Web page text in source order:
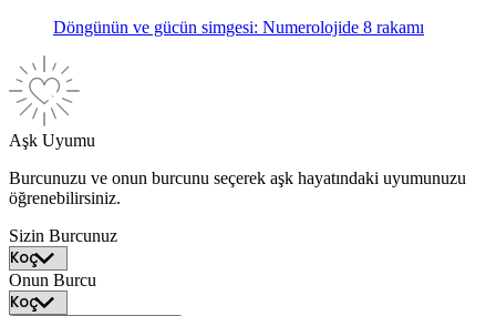
Döngünün ve gücün simgesi: Numerolojide 8 rakamı
Aşk Uyumu
Burcunuzu ve onun burcunu seçerek aşk hayatındaki uyumunuzu
öğrenebilirsiniz.
Sizin Burcunuz
Onun Burcu